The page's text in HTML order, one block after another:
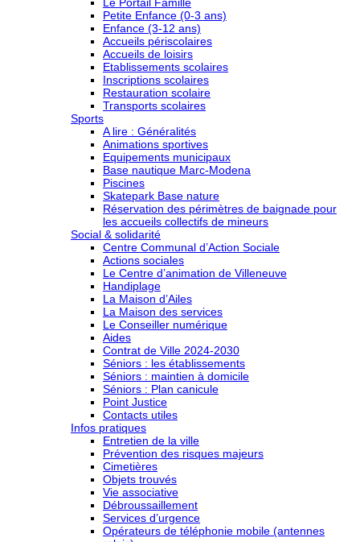
Petite Enfance (0-3 ans)
Enfance (3-12 ans)
Accueils périscolaires
Accueils de loisirs
Etablissements scolaires
Inscriptions scolaires
Restauration scolaire
Transports scolaires
Sports
A lire : Généralités
Animations sportives
Equipements municipaux
Base nautique Marc-Modena
Piscines
Skatepark Base nature
Réservation des périmètres de baignade pour
les accueils collectifs de mineurs
Social & solidarité
Centre Communal d’Action Sociale
Actions sociales
Le Centre d’animation de Villeneuve
Handiplage
La Maison d’Ailes
La Maison des services
Le Conseiller numérique
Aides
Contrat de Ville 2024-2030
Séniors : les établissements
Séniors : maintien à domicile
Séniors : Plan canicule
Point Justice
Contacts utiles
Infos pratiques
Entretien de la ville
Prévention des risques majeurs
Cimetières
Objets trouvés
Vie associative
Débroussaillement
Services d’urgence
Opérateurs de téléphonie mobile (antennes